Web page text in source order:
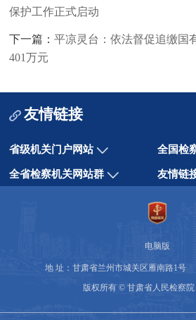
保护工作正式启动
下一篇：平凉灵台：依法督促追缴国
401万元
友情链接
省级机关门户网站 全国检
全省检察机关网站群 友情链
电脑版
地 址：甘肃省兰州市城关区雁南路1
版权所有 © 甘肃省人民检察院